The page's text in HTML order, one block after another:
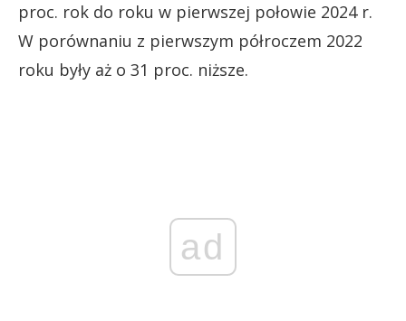
proc. rok do roku w pierwszej połowie 2024 r.
W porównaniu z pierwszym półroczem 2022
roku były aż o 31 proc. niższe.
ad